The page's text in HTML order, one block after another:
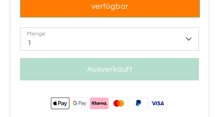
verfügbar
Menge
1
Ausverkauft